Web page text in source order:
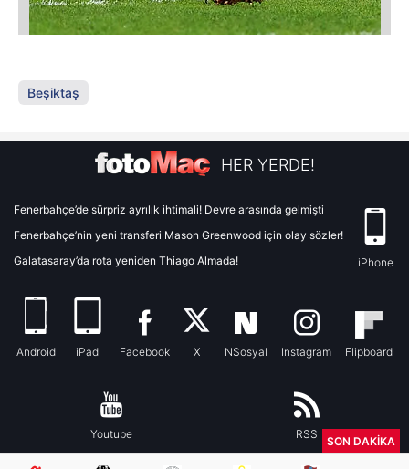
Beşiktaş
HER YERDE!
Fenerbahçe’de sürpriz ayrılık ihtimali! Devre arasında gelmişti
Fenerbahçe’nin yeni transferi Mason Greenwood için olay sözler!
Galatasaray’da rota yeniden Thiago Almada!
iPhone
Android iPad Facebook X NSosyal Instagram Flipboard
Youtube RSS
SON DAKİKA